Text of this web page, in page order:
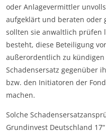
oder Anlagevermittler
aufgeklärt und beraten oder
sollten sie anwaltlich prüfen
besteht, diese Beteiligung
außerordentlich zu
Schadensersatz gegenüber
bzw. den Initiatoren der
machen.
Solche
Grundinvest Deutschland